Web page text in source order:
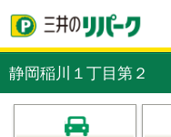
静岡稲川１丁目第２